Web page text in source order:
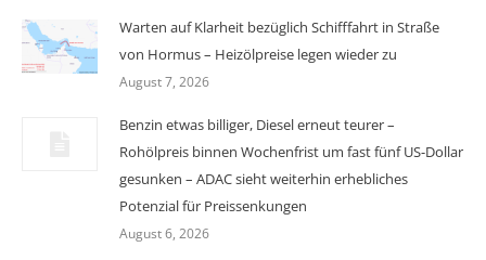
Warten auf Klarheit bezüglich Schifffahrt in Straße
von Hormus – Heizölpreise legen wieder zu
August 7, 2026
Benzin etwas billiger, Diesel erneut teurer –
Rohölpreis binnen Wochenfrist um fast fünf US-Dollar
gesunken – ADAC sieht weiterhin erhebliches
Potenzial für Preissenkungen
August 6, 2026